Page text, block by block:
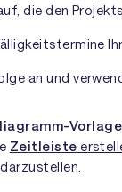
die den
an und
Vorlage
Zeitleiste
darzustellen.